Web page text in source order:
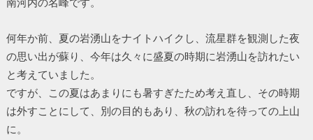
何年か前、夏の岩湧山をナイトハイクし、流星群を観測した夜
の思い出が蘇り、今年は久々に盛夏の時期に岩湧山を訪れたい
と考えていました。
ですが、この夏はあまりにも暑すぎたため考え直し、その時期
は外すことにして、別の目的もあり、秋の訪れを待っての上山
に。